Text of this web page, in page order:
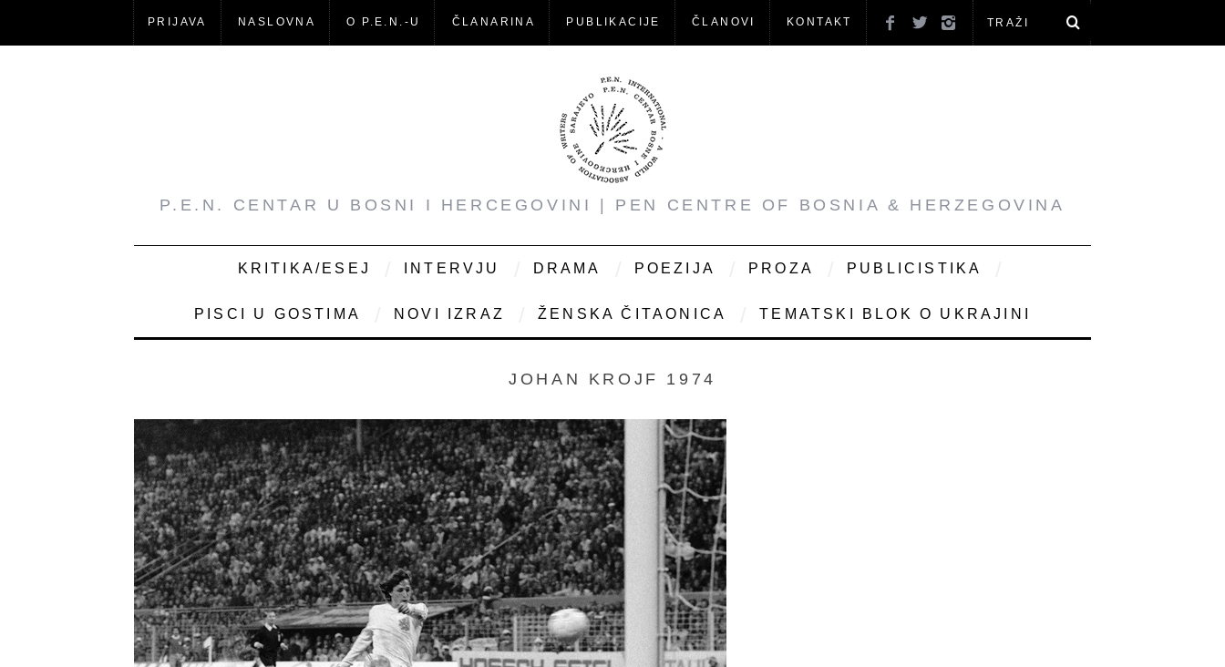
PRIJAVA NASLOVNA O P.E.N.-U ČLANARINA PUBLIKACIJE ČLANOVI KONTAKT
P.E.N. CENTAR U BOSNI I HERCEGOVINI | PEN CENTRE OF BOSNIA & HERZEGOVINA
KRITIKA/ESEJ INTERVJU DRAMA POEZIJA PROZA PUBLICISTIKA
PISCI U GOSTIMA NOVI IZRAZ ŽENSKA ČITAONICA TEMATSKI BLOK O UKRAJINI
JOHAN KROJF 1974